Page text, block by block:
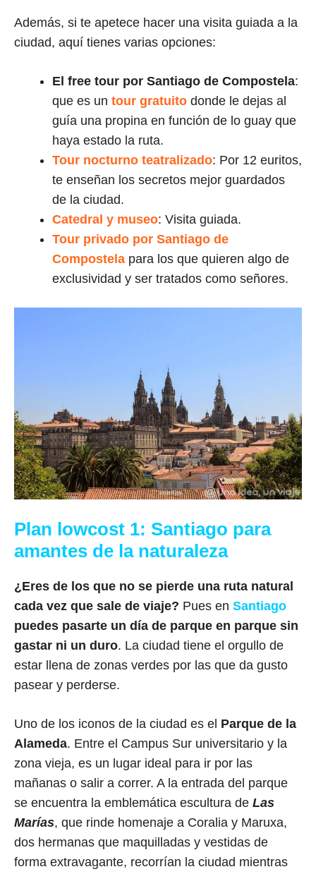
Además, si te apetece hacer una visita guiada a la
ciudad, aquí tienes varias opciones:
El free tour por Santiago de Compostela:
que es un tour gratuito donde le dejas al
guía una propina en función de lo guay que
haya estado la ruta.
Tour nocturno teatralizado: Por 12 euritos,
te enseñan los secretos mejor guardados
de la ciudad.
Catedral y museo: Visita guiada.
Tour privado por Santiago de
Compostela para los que quieren algo de
exclusividad y ser tratados como señores.
Plan lowcost 1: Santiago para
amantes de la naturaleza
¿Eres de los que no se pierde una ruta natural
cada vez que sale de viaje? Pues en Santiago
puedes pasarte un día de parque en parque sin
gastar ni un duro. La ciudad tiene el orgullo de
estar llena de zonas verdes por las que da gusto
pasear y perderse.
Uno de los iconos de la ciudad es el Parque de la
Alameda. Entre el Campus Sur universitario y la
zona vieja, es un lugar ideal para ir por las
mañanas o salir a correr. A la entrada del parque
se encuentra la emblemática escultura de Las
Marías, que rinde homenaje a Coralia y Maruxa,
dos hermanas que maquilladas y vestidas de
forma extravagante, recorrían la ciudad mientras